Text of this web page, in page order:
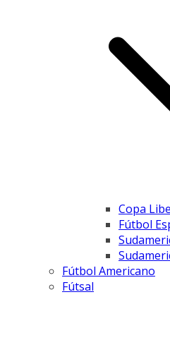
Copa
Fútbol
Fútbol Americano
Fútsal